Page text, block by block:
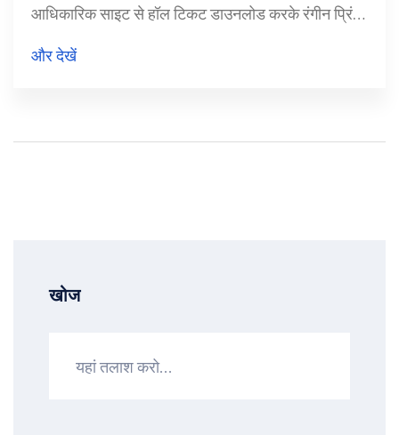
आधिकारिक साइट से हॉल टिकट डाउनलोड करके रंगीन प्रिंट
भेजी जाएगी।
और देखें
खोज